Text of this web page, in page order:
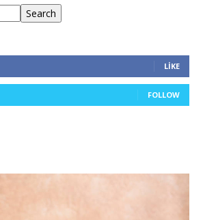
Search
LIKE
FOLLOW